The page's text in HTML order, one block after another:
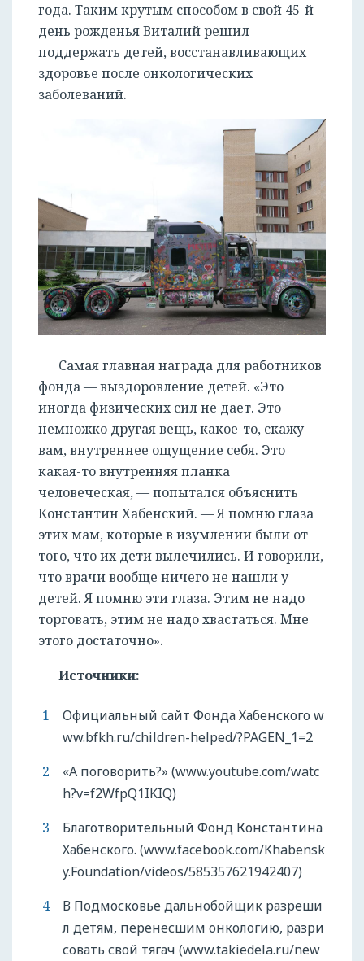
года. Таким крутым способом в свой 45-й
день рожденья Виталий решил
поддержать детей, восстанавливающих
здоровье после онкологических
заболеваний.
Самая главная награда для работников
фонда — выздоровление детей. «Это
иногда физических сил не дает. Это
немножко другая вещь, какое-то, скажу
вам, внутреннее ощущение себя. Это
какая-то внутренняя планка
человеческая, — попытался объяснить
Константин Хабенский. — Я помню глаза
этих мам, которые в изумлении были от
того, что их дети вылечились. И говорили,
что врачи вообще ничего не нашли у
детей. Я помню эти глаза. Этим не надо
торговать, этим не надо хвастаться. Мне
этого достаточно».
Источники:
Официальный сайт Фонда Хабенского w
ww.bfkh.ru/children-helped/?PAGEN_1=2
«А поговорить?» (www.youtube.com/watc
h?v=f2WfpQ1IKIQ)
Благотворительный Фонд Константина
Хабенского. (www.facebook.com/Khabensk
y.Foundation/videos/585357621942407)
В Подмосковье дальнобойщик разреши
л детям, перенесшим онкологию, разри
совать свой тягач (www.takiedela.ru/new